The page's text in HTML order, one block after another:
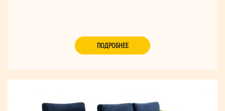
ПОДРОБНЕЕ